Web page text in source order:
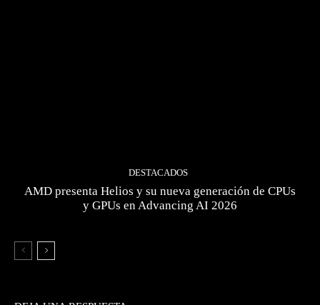
DESTACADOS
AMD presenta Helios y su nueva generación de CPUs
y GPUs en Advancing AI 2026